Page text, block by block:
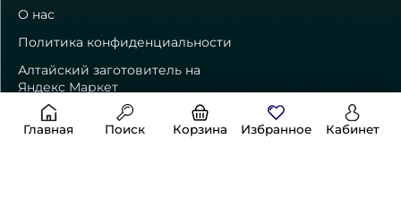
О нас
Политика конфиденциальности
Алтайский заготовитель на
Яндекс Маркет
Главная Поиск Корзина Избранное Кабинет